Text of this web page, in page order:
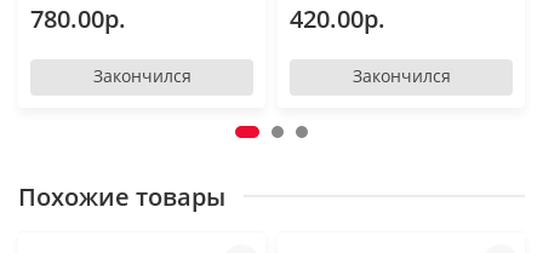
780.00р.
Закончился
420.00р.
Закончился
Похожие товары